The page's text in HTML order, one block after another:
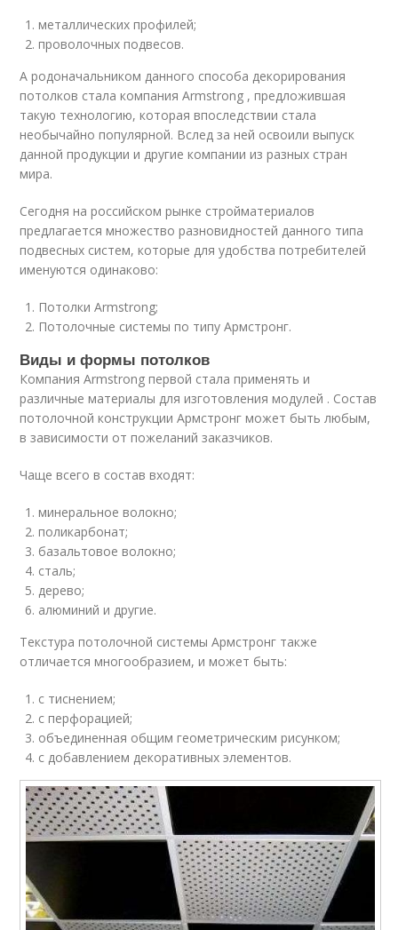
металлических профилей;
проволочных подвесов.
А родоначальником данного способа декорирования
потолков стала компания Armstrong , предложившая
такую технологию, которая впоследствии стала
необычайно популярной. Вслед за ней освоили выпуск
данной продукции и другие компании из разных стран
мира.
Сегодня на российском рынке стройматериалов
предлагается множество разновидностей данного типа
подвесных систем, которые для удобства потребителей
именуются одинаково:
Потолки Armstrong;
Потолочные системы по типу Армстронг.
Виды и формы потолков
Компания Armstrong первой стала применять и
различные материалы для изготовления модулей . Состав
потолочной конструкции Армстронг может быть любым,
в зависимости от пожеланий заказчиков.
Чаще всего в состав входят:
минеральное волокно;
поликарбонат;
базальтовое волокно;
сталь;
дерево;
алюминий и другие.
Текстура потолочной системы Армстронг также
отличается многообразием, и может быть:
с тиснением;
с перфорацией;
объединенная общим геометрическим рисунком;
с добавлением декоративных элементов.